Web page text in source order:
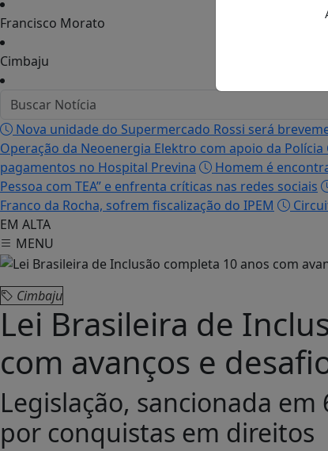
Francisco Morato
Cimbaju
Nova unidade do Supermercado Rossi será
Operação da Neoenergia Elektro com apoio da
pagamentos no Hospital Previna
Homem é
Pessoa com TEA” e enfrenta críticas nas redes sociais
Franco da Rocha, sofrem fiscalização do IPEM
EM ALTA
MENU
Cimbaju
Lei Brasileira de
com avanços e
Legislação, sancionada
por conquistas em direitos